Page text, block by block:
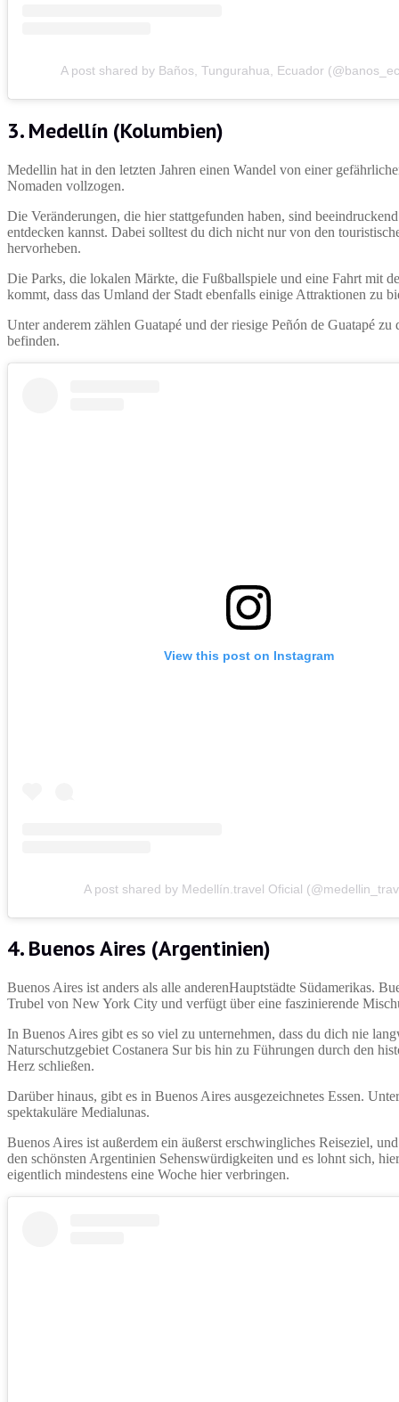
A post shared by Baños, Tungurahua, Ecuador
3. Medellín (Kolumbien)
Medellin hat in den letzten Jahren einen Wandel von einer
Nomaden vollzogen.
Die Veränderungen, die hier stattgefunden haben, sind
entdecken kannst. Dabei solltest du dich nicht nur von den
hervorheben.
Die Parks, die lokalen Märkte, die Fußballspiele und eine Fahrt mit
kommt, dass das Umland der Stadt ebenfalls einige Attraktionen zu
Unter anderem zählen Guatapé und der riesige Peñón de Guatapé
befinden.
View this post on Instagram
A post shared by Medellín.travel Oficial
4. Buenos Aires (Argentinien)
Buenos Aires ist anders als alle anderenHauptstädte Südamerikas.
Trubel von New York City und verfügt über eine faszinierende
In Buenos Aires gibt es so viel zu unternehmen, dass du dich nie
Naturschutzgebiet Costanera Sur bis hin zu Führungen durch den
Herz schließen.
Darüber hinaus, gibt es in Buenos Aires ausgezeichnetes Essen.
spektakuläre Medialunas.
Buenos Aires ist außerdem ein äußerst erschwingliches Reiseziel,
den schönsten Argentinien Sehenswürdigkeiten und es lohnt sich,
eigentlich mindestens eine Woche hier verbringen.